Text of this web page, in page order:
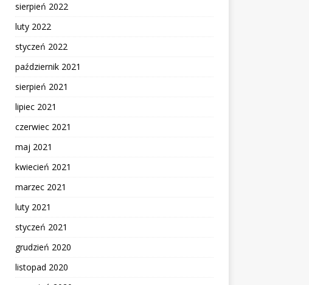
sierpień 2022
luty 2022
styczeń 2022
październik 2021
sierpień 2021
lipiec 2021
czerwiec 2021
maj 2021
kwiecień 2021
marzec 2021
luty 2021
styczeń 2021
grudzień 2020
listopad 2020